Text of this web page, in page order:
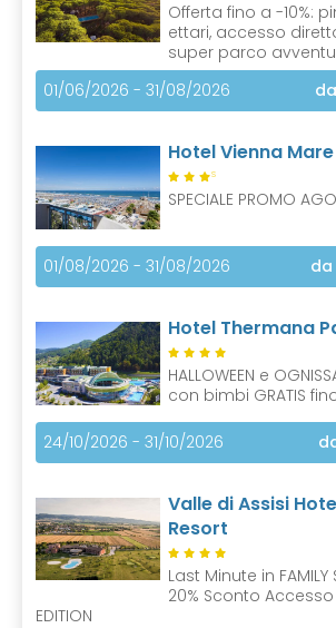
Offerta fino a -10%:
ettari, accesso
super parco
01/06/2026 - 31/08/2026
Hotel Vienna
S
SPECIALE PROMO
01/08/2026 - 31/08/2026 da
Hotel Thermana
HALLOWEEN e
con bimbi GRATIS
24/10/2026 - 31/10/2026
Valle di Assisi
Resort
Last Minute in FAMILY
20% Sconto Accesso
EDITION